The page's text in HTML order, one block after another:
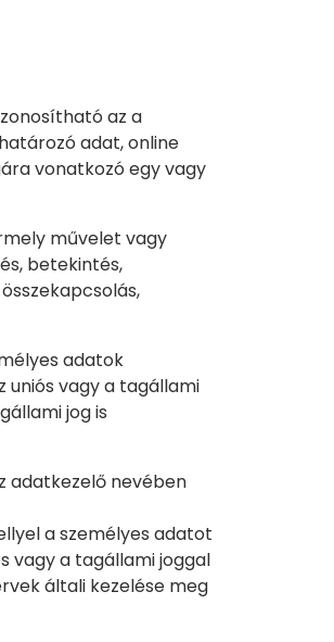
az a
adat, online
vonatkozó egy vagy
művelet vagy
betekintés,
adatok
uniós vagy a tagállami
jog is
adatkezelő nevében
a személyes adatot
vagy a tagállami joggal
általi kezelése meg